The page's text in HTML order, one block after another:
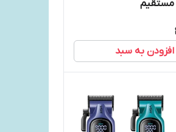
افزودن به سبد